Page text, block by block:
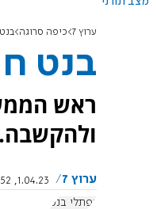
ערוץ 7 כיפה סרוגה בנט חוגג 51,
בנט חוגג 51, "זכות
ולהקשבה.
ערוץ 7
1.04.23, 20:52
נפתלי בנט